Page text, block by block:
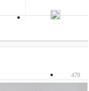
479